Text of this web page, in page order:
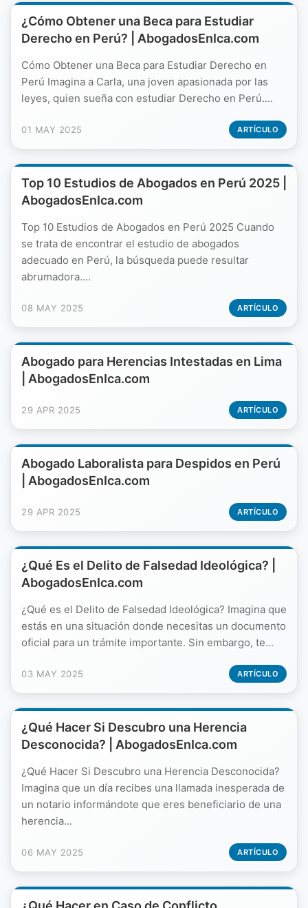
¿Cómo Obtener una Beca para Estudiar
Derecho en Perú? | AbogadosEnIca.com
Cómo Obtener una Beca para Estudiar Derecho en
Perú Imagina a Carla, una joven apasionada por las
leyes, quien sueña con estudiar Derecho en Perú....
01 MAY 2025 ARTÍCULO
Top 10 Estudios de Abogados en Perú 2025 |
AbogadosEnIca.com
Top 10 Estudios de Abogados en Perú 2025 Cuando
se trata de encontrar el estudio de abogados
adecuado en Perú, la búsqueda puede resultar
abrumadora....
08 MAY 2025 ARTÍCULO
Abogado para Herencias Intestadas en Lima
| AbogadosEnIca.com
29 APR 2025 ARTÍCULO
Abogado Laboralista para Despidos en Perú
| AbogadosEnIca.com
29 APR 2025 ARTÍCULO
¿Qué Es el Delito de Falsedad Ideológica? |
AbogadosEnIca.com
¿Qué es el Delito de Falsedad Ideológica? Imagina que
estás en una situación donde necesitas un documento
oficial para un trámite importante. Sin embargo, te...
03 MAY 2025 ARTÍCULO
¿Qué Hacer Si Descubro una Herencia
Desconocida? | AbogadosEnIca.com
¿Qué Hacer Si Descubro una Herencia Desconocida?
Imagina que un día recibes una llamada inesperada de
un notario informándote que eres beneficiario de una
herencia...
06 MAY 2025 ARTÍCULO